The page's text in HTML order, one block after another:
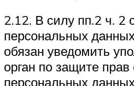
2.12. В силу пп.2 ч. 2
персональных
обязан уведомить
орган по защите прав
персональных